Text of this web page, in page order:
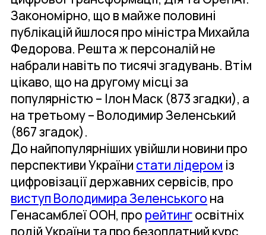
Закономірно, що в майже половині
публікацій йшлося про міністра Михайла
Федорова. Решта ж персоналій не
набрали навіть по тисячі згадувань. Втім
цікаво, що на другому місці за
популярністю – Ілон Маск (873 згадки), а
на третьому – Володимир Зеленський
(867 згадок).
До найпопулярніших увійшли новини про
перспективи України стати лідером із
цифровізації державних сервісів, про
виступ Володимира Зеленського на
Генасамблеї ООН, про рейтингосвітніх
подій України та про безоплатний курс